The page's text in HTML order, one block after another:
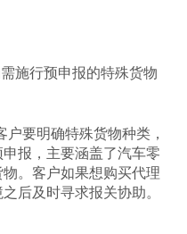
施行预申报的特殊货物
要明确特殊货物种类，
报，主要涵盖了汽车零
。客户如果想购买代理
后及时寻求报关协助。